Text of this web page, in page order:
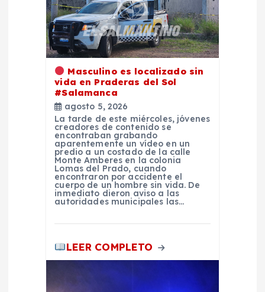
Masculino es localizado sin
vida en Praderas del Sol
#Salamanca
agosto 5, 2026
La tarde de este miércoles, jóvenes
creadores de contenido se
encontraban grabando
aparentemente un vídeo en un
predio a un costado de la calle
Monte Amberes en la colonia
Lomas del Prado, cuando
encontraron por accidente el
cuerpo de un hombre sin vida. De
inmediato dieron aviso a las
autoridades municipales las…
LEER COMPLETO